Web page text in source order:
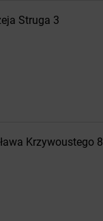
Struga 3
Krzywoustego 8